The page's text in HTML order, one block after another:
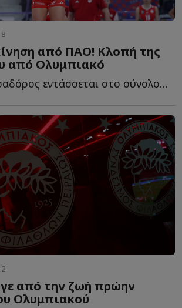
από ΠΑΟ! Κλοπή της
από Ολυμπιακό
Η διεθνής πασαδόρος εντάσσεται στο σύνολο που χτίζει ο...
από την ζωή πρώην
Ολυμπιακού